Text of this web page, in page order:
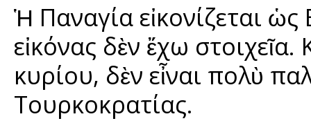
Ἡ Παναγία εἰκονίζεται
εἰκόνας δὲν ἔχω
κυρίου, δὲν εἶναι πολὺ
Τουρκοκρατίας.